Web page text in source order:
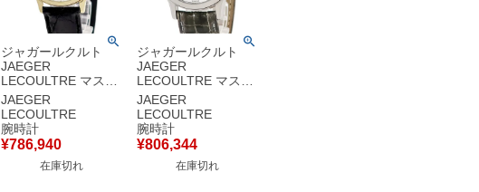
ジャガールクルト
JAEGER
LECOULTRE マスタ
ー コントロール
145.1.89
145.140.892N
K18YG無垢 シルバー
アラビア メンズ 腕時
計自動巻き シルバー
JAEGER
LECOULTRE
腕時計
¥786,940
在庫切れ
ジャガールクルト
JAEGER
LECOULTRE マスタ
ー ジオグラフィーク
Q1428420 142.8.92
リザーブドマルシェ
ワールドタイム メン
ズ 腕時計自動巻き シ
ルバー 【中古】
JAEGER
LECOULTRE
腕時計
¥806,344
在庫切れ